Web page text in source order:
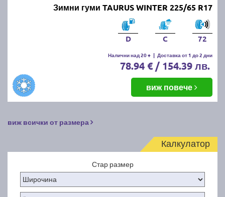
Зимни гуми TAURUS WINTER 225/65 R17
D C 72
Налични над 20 + | Доставка от 1 до 2 дни
78.94 € / 154.39 лв.
виж повече
виж всички от размера
Калкулатор
Стар размер